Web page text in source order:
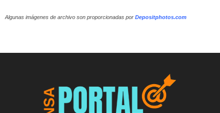
Algunas imágenes de archivo son proporcionadas por Depositphotos.com